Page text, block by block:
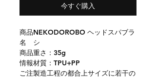
今すぐ購入
商品
名
NEKODOROBO ヘッドスパブラ
シ
商品
情報
重さ：35g
材質：TPU+PP
ご注製造工程の都合上サイズに若干の